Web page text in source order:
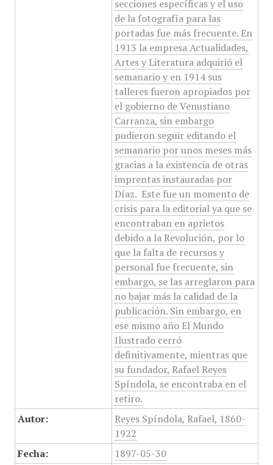
secciones específicas y el uso
de la fotografía para las
portadas fue más frecuente. En
1913 la empresa Actualidades,
Artes y Literatura adquirió el
semanario y en 1914 sus
talleres fueron apropiados por
el gobierno de Venustiano
Carranza, sin embargo
pudieron seguir editando el
semanario por unos meses más
gracias a la existencia de otras
imprentas instauradas por
Díaz. ​ Este fue un momento de
crisis para la editorial ya que se
encontraban en aprietos
debido a la Revolución, por lo
que la falta de recursos y
personal fue frecuente, sin
embargo, se las arreglaron para
no bajar más la calidad de la
publicación. Sin embargo, en
ese mismo año El Mundo
Ilustrado cerró
definitivamente, mientras que
su fundador, Rafael Reyes
Spíndola, se encontraba en el
retiro.
Autor:
Reyes Spíndola, Rafael, 1860-
1922
Fecha:
1897-05-30